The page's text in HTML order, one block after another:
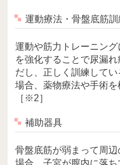
運動療法・骨盤底筋訓
運動や筋力トレーニン
を強化することで尿漏
だし、正しく訓練して
場合、薬物療法や手術を
［※2］
補助器具
骨盤底筋が弱まって周
場合、子宮が膣内に落